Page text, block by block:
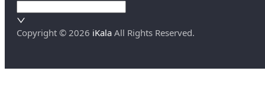
Copyright © 2026 iKala All Rights Reserved.